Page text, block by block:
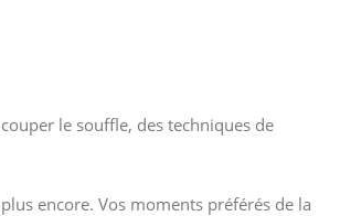
le souffle, des techniques de
encore. Vos moments préférés de la